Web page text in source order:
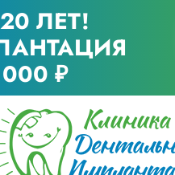
ЛЕТ!
₽